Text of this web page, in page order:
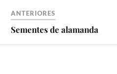
ANTERIORES
Sementes de alamanda